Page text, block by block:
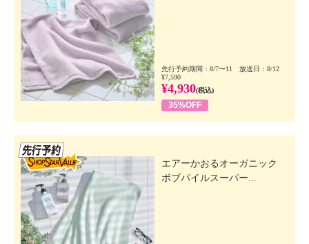
先行予約期間：8/7〜11 放送日：8/12
¥7,590
¥4,930(税込)
35%OFF
エアーかおるオーガニック
ボブパイルスーパー...